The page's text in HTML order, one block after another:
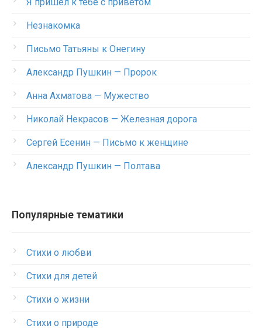
Незнакомка
Письмо Татьяны к Онегину
Александр Пушкин — Пророк
Анна Ахматова — Мужество
Николай Некрасов — Железная дорога
Сергей Есенин — Письмо к женщине
Александр Пушкин — Полтава
Популярные тематики
Стихи о любви
Стихи для детей
Стихи о жизни
Стихи о природе